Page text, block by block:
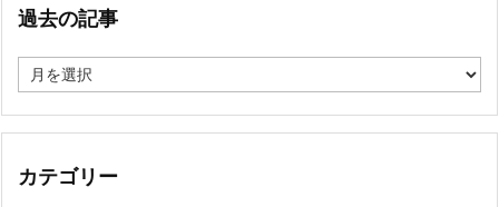
過去の記事
去
記
カテゴリー